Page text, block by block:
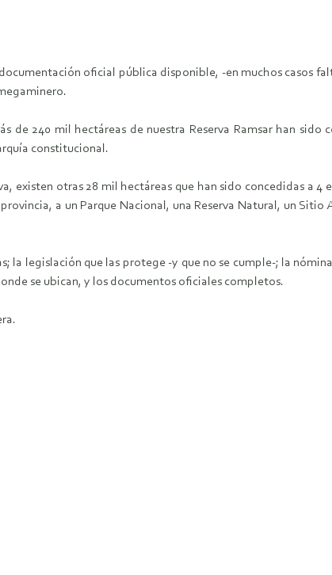
oficial pública disponible, -en muchos casos
240 mil hectáreas de nuestra Reserva Ramsar han sido
constitucional.
existen otras 28 mil hectáreas que han sido concedidas a 4
a un Parque Nacional, una Reserva Natural, un Sitio
legislación que las protege -y que no se cumple-; la
se ubican, y los documentos oficiales completos.